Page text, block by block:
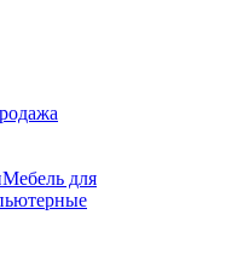
Мебель для